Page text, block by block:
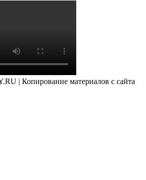
| Копирование материалов с сайта